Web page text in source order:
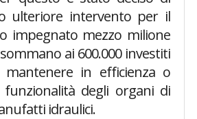
ulteriore intervento per il
impegnato mezzo milione
ai 600.000 investiti
in efficienza o
degli organi di
idraulici.